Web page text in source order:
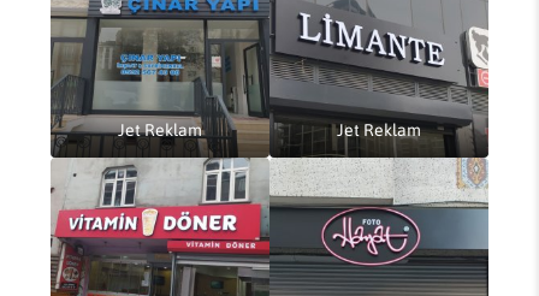
Jet Reklam Jet Reklam